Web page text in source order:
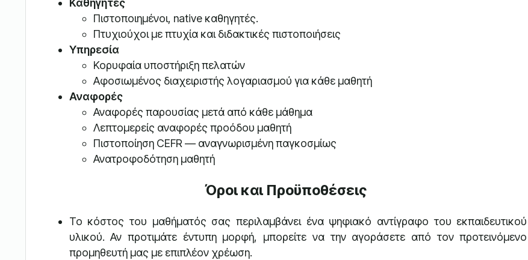
Καθηγητές
Πιστοποιημένοι, native καθηγητές.
Πτυχιούχοι με πτυχία και διδακτικές πιστοποιήσεις
Υπηρεσία
Κορυφαία υποστήριξη πελατών
Αφοσιωμένος διαχειριστής λογαριασμού για κάθε μαθητή
Αναφορές
Αναφορές παρουσίας μετά από κάθε μάθημα
Λεπτομερείς αναφορές προόδου μαθητή
Πιστοποίηση CEFR — αναγνωρισμένη παγκοσμίως
Ανατροφοδότηση μαθητή
Όροι και Προϋποθέσεις
Το κόστος του μαθήματός σας περιλαμβάνει ένα ψηφιακό αντίγραφο του εκπαιδευτικού
υλικού. Αν προτιμάτε έντυπη μορφή, μπορείτε να την αγοράσετε από τον προτεινόμενο
προμηθευτή μας με επιπλέον χρέωση.